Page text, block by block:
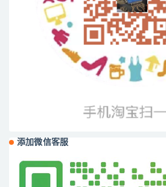
添加微信客服